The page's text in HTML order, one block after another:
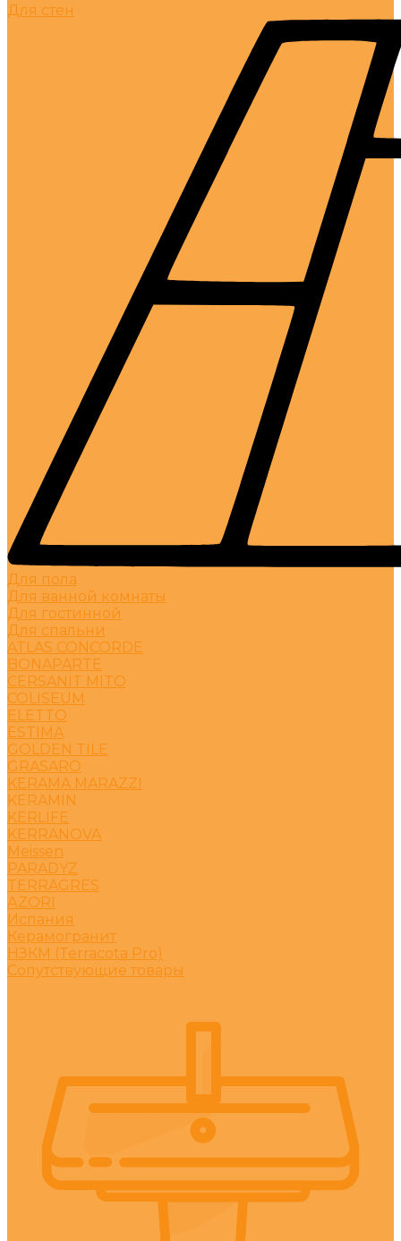
Для стен
Для пола
Для ванной комнаты
Для гостинной
Для спальни
ATLAS CONCORDE
BONAPARTE
CERSANIT MITO
COLISEUM
ELETTO
ESTIMA
GOLDEN TILE
GRASARO
KERAMA MARAZZI
KERAMIN
KERLIFE
KERRANOVA
Meissen
PARADYZ
TERRAGRES
АZORI
Испания
Керамогранит
НЗКМ (Terracota Pro)
Сопутствующие товары